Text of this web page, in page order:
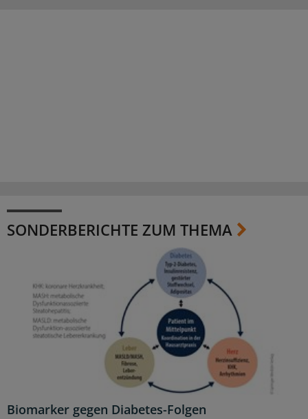
SONDERBERICHTE ZUM THEMA
Biomarker gegen Diabetes-Folgen